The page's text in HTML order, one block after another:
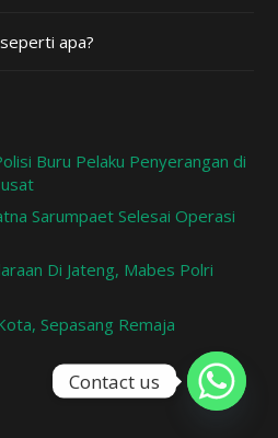
apa?
Buru Pelaku Penyerangan di
Sarumpaet Selesai Operasi
Di Jateng, Mabes Polri
Sepasang Remaja
Contact us